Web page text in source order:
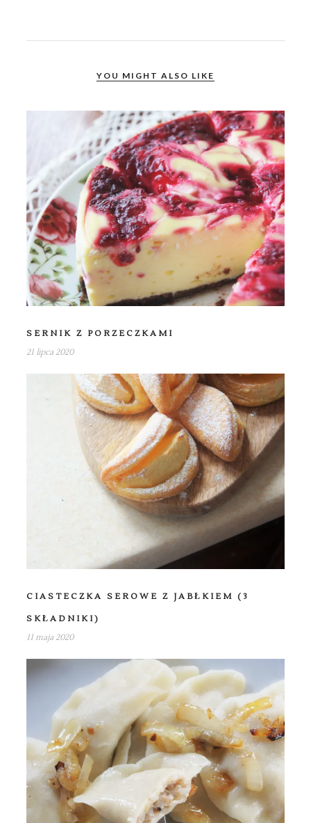
YOU MIGHT ALSO LIKE
SERNIK Z PORZECZKAMI
21 lipca 2020
CIASTECZKA SEROWE Z JABŁKIEM (3
SKŁADNIKI)
11 maja 2020